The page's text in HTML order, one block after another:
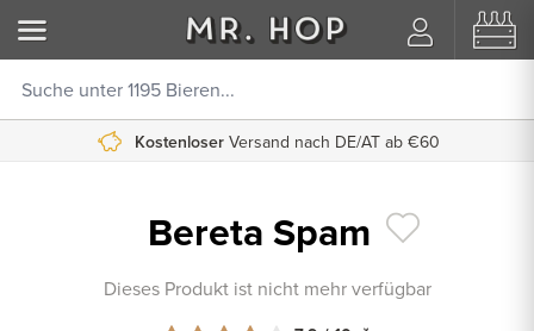
Kostenloser Versand nach DE/AT ab €60
Bereta Spam
Dieses Produkt ist nicht mehr verfügbar